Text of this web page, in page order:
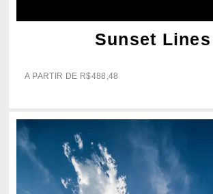
Sunset Lines
A PARTIR DE R$488,48